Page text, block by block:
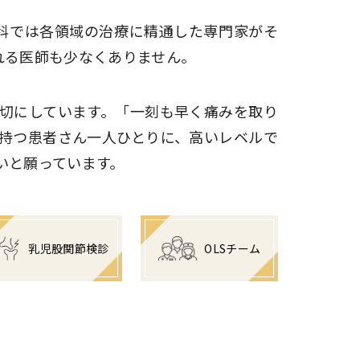
は各領域の治療に精通した専門家がそ
医師も少なくありません。
にしています。「一刻も早く痛みを取り
つ患者さん一人ひとりに、高いレベルで
願っています。
乳児股関節検診 OLSチーム